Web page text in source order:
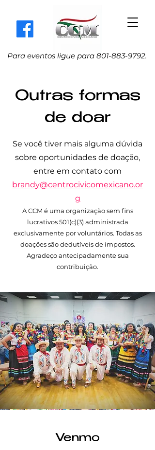
Para eventos ligue para 801-883-9792.
Outras formas
de doar
Se você tiver mais alguma dúvida
sobre oportunidades de doação,
entre em contato com
brandy@centrocivicomexicano.or
g
A CCM é uma organização sem fins
lucrativos 501(c)(3) administrada
exclusivamente por voluntários. Todas as
doações são dedutíveis de impostos.
Agradeço antecipadamente sua
contribuição.
Venmo